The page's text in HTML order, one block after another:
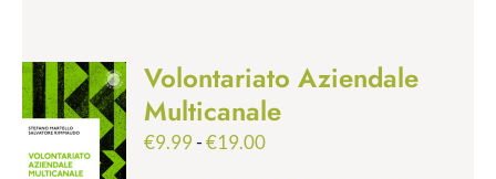
Volontariato Aziendale
Multicanale
€9.99-€19.00Fascia